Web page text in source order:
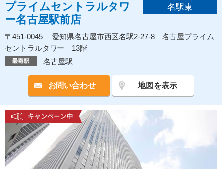
プライムセントラルタワ
ー名古屋駅前店
名駅東
〒451-0045 愛知県名古屋市西区名駅2-27-8 名古屋プライム
セントラルタワー 13階
名古屋駅
お問い合わせ 地図を表示